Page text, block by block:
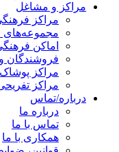
مراکز و مشاغل
مراکز
مجموعه‌های
اماکن
فروشندگان و
مراکز
مراکز
درباره/تماس
درباره ما
تماس با ما
همکاری با ما